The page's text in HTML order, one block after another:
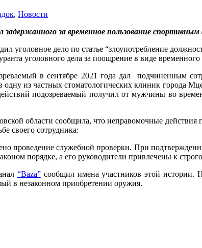
, Новости
за временное пользование
уголовное дело по статье “злоупотребление
уголовного дела за поощрение в виде
в сентябре 2021 года дал подчиненным
одну из частных стоматологических клиник города
подозреваемый получил от мужчины во
области сообщила, что неправомочные
своего сотрудника:
проведение служебной проверки. При
порядке, а его руководители привлечены к
“Baza”сообщил имена участников этой
в незаконном приобретении оружия.